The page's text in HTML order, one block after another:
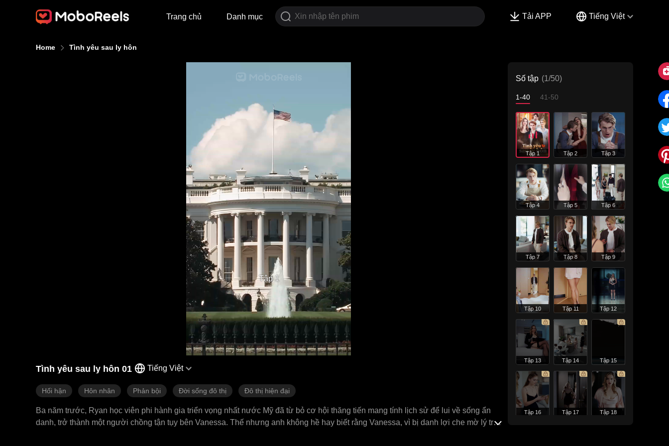
Trang chủ Danh mục Tải APP Tiếng Việt
Home Tình yêu sau ly hôn
Tập 1
Tình yêu sau ly hôn 01 Tiếng Việt
Hối hận Hôn nhân Phản bội Đời sống đô thị Đô thị hiện đại
Ba năm trước, Ryan học viên phi hành gia triển vọng nhất nước Mỹ đã từ bỏ cơ hội thăng tiến mang tính lịch sử để lui về sống ẩn
danh, trở thành một người chồng tận tụy bên Vanessa. Thế nhưng anh không hề hay biết rằng Vanessa, vì bị danh lợi che mờ lý trí,
Số tập (1/50)
1-40 41-50
Tập 1 Tập 2 Tập 3
Tập 4 Tập 5 Tập 6
Tập 7 Tập 8 Tập 9
Tập 10 Tập 11 Tập 12
Tập 13 Tập 14 Tập 15
Tập 16 Tập 17 Tập 18